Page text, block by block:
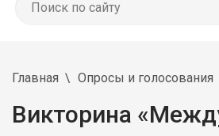
Главная Опросы и голосования
Викторина